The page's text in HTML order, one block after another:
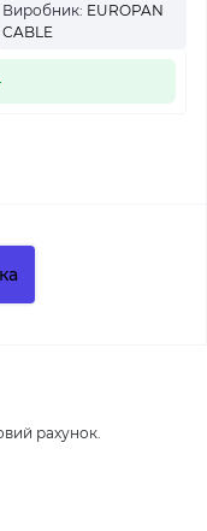
Виробник: EUROPAN
CABLE
рахунок.